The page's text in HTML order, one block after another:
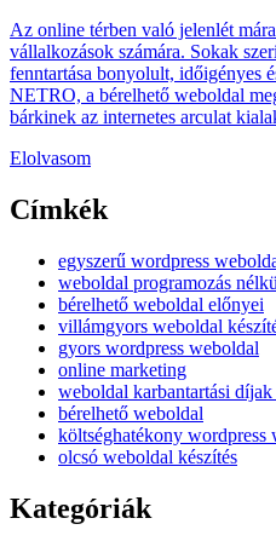
Az online térben való jelenlét
vállalkozások számára. Sokak
fenntartása bonyolult, időigényes
NETRO, a bérelhető weboldal
bárkinek az internetes arculat
Elolvasom
Címkék
egyszerű wordpress
weboldal programozás
bérelhető weboldal előnyei
villámgyors weboldal
gyors wordpress weboldal
online marketing
weboldal karbantartási
bérelhető weboldal
költséghatékony wordpress
olcsó weboldal készítés
Kategóriák